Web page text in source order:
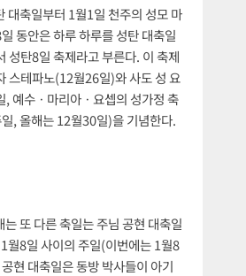
대축일부터 1월1일 천주의 성모 마
동안은 하루 하루를 성탄 대축일
성탄8일 축제라고 부른다. 이 축제
스테파노(12월26일)와 사도 성 요
예수ㆍ마리아ㆍ요셉의 성가정 축
, 올해는 12월30일)을 기념한다.
또 다른 축일는 주님 공현 대축일
월8일 사이의 주일(이번에는 1월8
현 대축일은 동방 박사들이 아기